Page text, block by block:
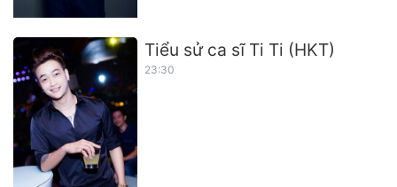
Tiểu sử ca sĩ Ti Ti (HKT)
23:30